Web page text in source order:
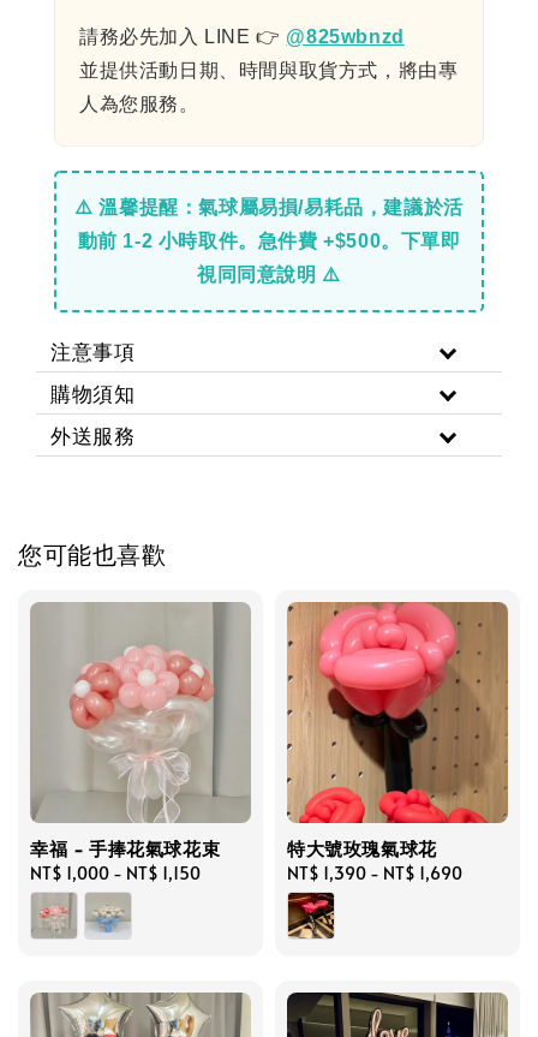
請務必先加入 LINE 👉 @825wbnzd
並提供活動日期、時間與取貨方式，將由專
人為您服務。
⚠️ 溫馨提醒：氣球屬易損/易耗品，建議於活
動前 1-2 小時取件。急件費 +$500。下單即
視同同意說明 ⚠️
注意事項
購物須知
外送服務
您可能也喜歡
幸福 - 手捧花氣球花束
Regular
price
NT$ 1,000 - NT$ 1,150
特大號玫瑰氣球花
Regular
price
NT$ 1,390 - NT$ 1,690